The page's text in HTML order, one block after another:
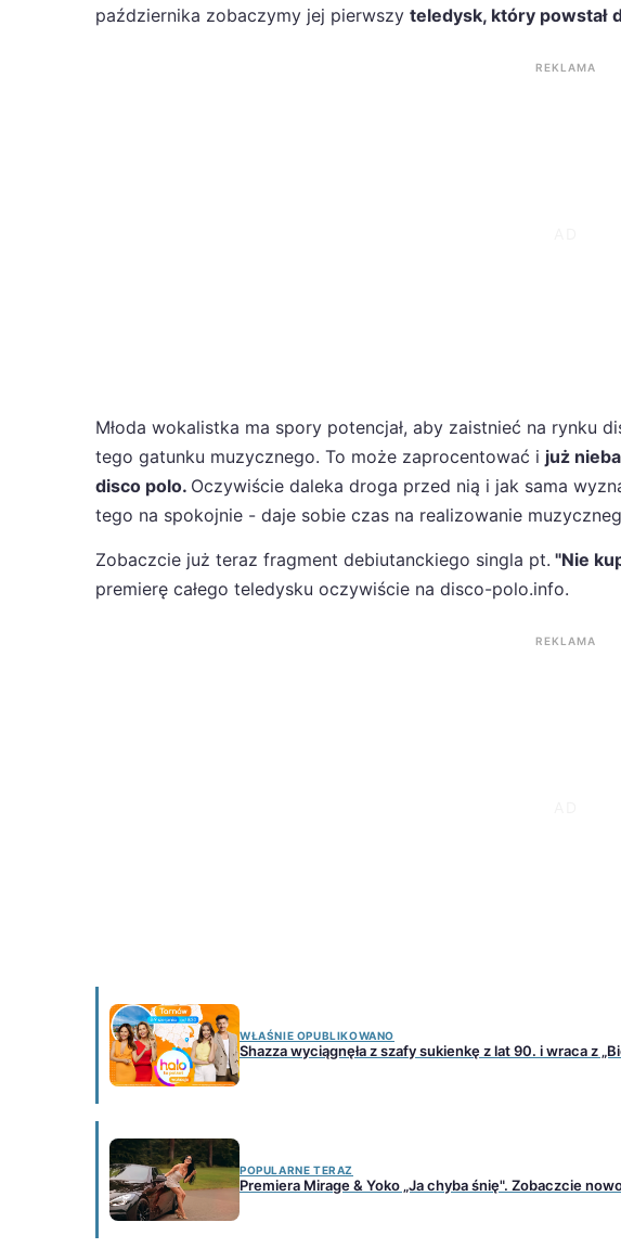
października zobaczymy jej pierwszy teledysk, który powstał
REKLAMA
Młoda wokalistka ma spory potencjał, aby zaistnieć na rynku
tego gatunku muzycznego. To może zaprocentować i już
disco polo. Oczywiście daleka droga przed nią i jak sama
tego na spokojnie - daje sobie czas na realizowanie
Zobaczcie już teraz fragment debiutanckiego singla pt. "Nie
premierę całego teledysku oczywiście na disco-polo.info.
REKLAMA
WŁAŚNIE OPUBLIKOWANO
Shazza wyciągnęła z szafy sukienkę z lat 90. i wraca z
POPULARNE TERAZ
Premiera Mirage & Yoko „Ja chyba śnię". Zobaczcie